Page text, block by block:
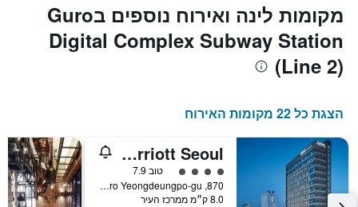
מקומות לינה ואירוח נוספים בGuro
Digital Complex Subway Station
(Line 2)
הצגת כל 22 מקומות האירוח
Fairfield by Marriott Seoul
4 דירוג מחלקת נוסעים
טוב 7.9
870, Gyeongin-ro Yeongdeungpo-gu, סיאול, דרום קוריאה
8.0 ק״מ ממרכז העיר